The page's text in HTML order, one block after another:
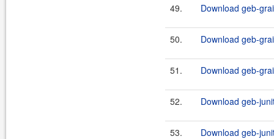
49. Download geb-
50. Download geb-
51. Download geb-
52. Download geb-
53. Download geb-